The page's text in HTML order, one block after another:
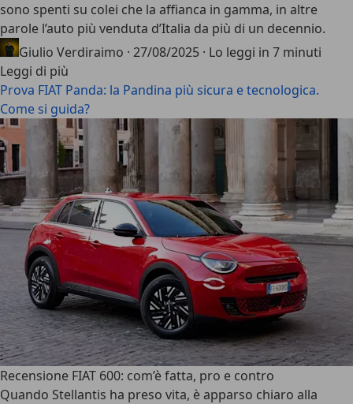
sono spenti su colei che la affianca in gamma, in altre
parole l’auto più venduta d’Italia da più di un decennio.
Giulio Verdiraimo · 27/08/2025 · Lo leggi in 7 minuti
Leggi di più
Prova FIAT Panda: la Pandina più sicura e tecnologica.
Come si guida?
Recensione FIAT 600: com’è fatta, pro e contro
Quando Stellantis ha preso vita, è apparso chiaro alla